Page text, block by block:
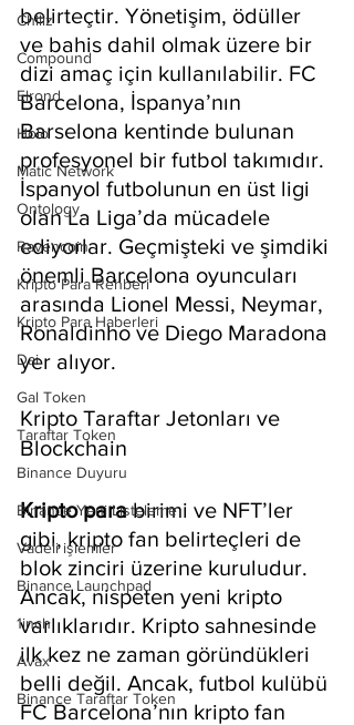
Chiliz
Compound
Elrond
Holo
Matic Network
Ontology
Ravencoin
Kripto Para Rehberi
Kripto Para Haberleri
Dai
Gal Token
Taraftar Token
Binance Duyuru
Binance Yeni Listeleme
Vadeli işlemler
Binance Launchpad
1inch
Avax
Binance Taraftar Token
belirteçtir. Yönetişim, ödüller
ve bahis dahil olmak üzere bir
dizi amaç için kullanılabilir. FC
Barcelona, ​​İspanya’nın
Barselona kentinde bulunan
profesyonel bir futbol takımıdır.
İspanyol futbolunun en üst ligi
olan La Liga’da mücadele
ediyorlar. Geçmişteki ve şimdiki
önemli Barcelona oyuncuları
arasında Lionel Messi, Neymar,
Ronaldinho ve Diego Maradona
yer alıyor.
Kripto Taraftar Jetonları ve
Blockchain
Kripto para birimi ve NFT’ler
gibi, kripto fan belirteçleri de
blok zinciri üzerine kuruludur.
Ancak, nispeten yeni kripto
varlıklarıdır. Kripto sahnesinde
ilk kez ne zaman göründükleri
belli değil. Ancak, futbol kulübü
FC Barcelona’nın kripto fan